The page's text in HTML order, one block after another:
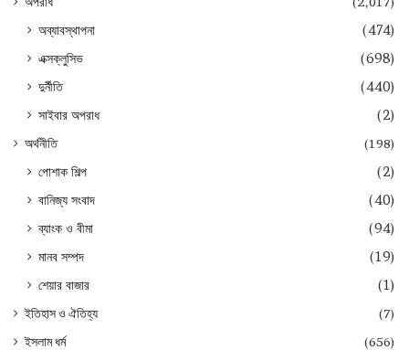
অব্যাবস্থাপনা
(474)
এক্সক্লুসিভ
(698)
দুর্নীতি
(440)
সাইবার অপরাধ
(2)
অর্থনীতি (198)
পোশাক শিল্প
(2)
বানিজ্য সংবাদ
(40)
ব্যাংক ও বীমা
(94)
মানব সম্পদ
(19)
শেয়ার বাজার
(1)
ইতিহাস ও ঐতিহ্য
(7)
ইসলাম ধর্ম
(656)